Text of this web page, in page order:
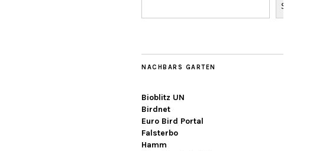
Suchen
NACHBARS GARTEN
Bioblitz UN
Birdnet
Euro Bird Portal
Falsterbo
Hamm